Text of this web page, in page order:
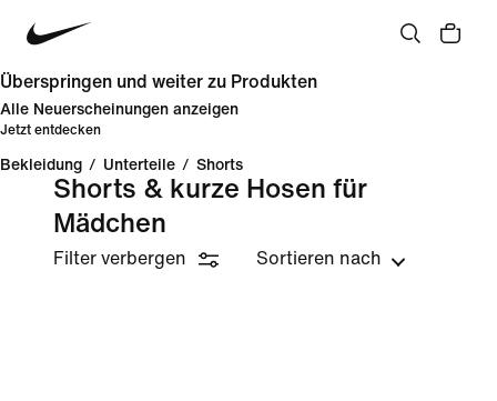
Überspringen und weiter zu Produkten
Alle Neuerscheinungen anzeigen
Jetzt entdecken
Bekleidung / Unterteile / Shorts
Shorts & kurze Hosen für
Mädchen
Filter verbergen Sortieren nach